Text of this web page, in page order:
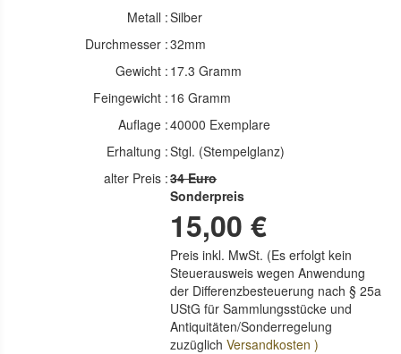
Metall :Silber
Durchmesser :32mm
Gewicht : 17.3 Gramm
Feingewicht : 16 Gramm
Auflage :40000 Exemplare
Erhaltung :Stgl. (Stempelglanz)
alter Preis :34 Euro
Sonderpreis
15,00 €
Preis inkl. MwSt. (Es erfolgt kein
Steuerausweis wegen Anwendung
der Differenzbesteuerung nach § 25a
UStG für Sammlungsstücke und
Antiquitäten/Sonderregelung
zuzüglichVersandkosten )